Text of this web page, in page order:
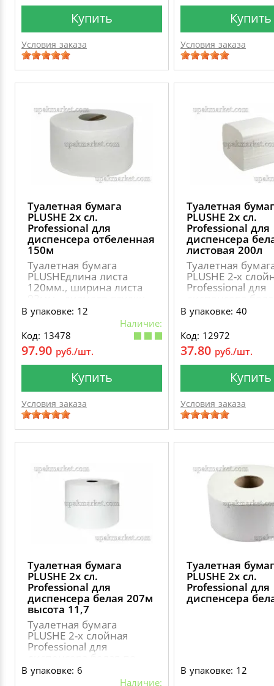
Купить
Условия заказа
Купить
Условия заказа
Туалетная бумага
PLUSHE 2х сл.
Professional для
диспенсера отбеленная
150м
Туалетная бумага
PLUSHEдлина листа
120мм., ширина листа
92мм., диаметр втулки
60мм., диаметр рулона
167мм.
В упаковке: 12
Наличие:
Код: 13478
97.90 руб./шт.
Купить
Условия заказа
Туалетная
PLUSHE 2х сл.
Professional для
диспенсера
листовая 200л
Туалетная
PLUSHE 2-х
Professional для
В упаковке: 40
Код: 12972
37.80 руб./шт.
Купить
Условия заказа
Туалетная бумага
PLUSHE 2х сл.
Professional для
диспенсера белая 207м
высота 11,7
Туалетная бумага
PLUSHE 2-х слойная
Professional для
207 метров, с
перфорацией, длина
В упаковке: 6
Наличие:
Туалетная
PLUSHE 2х сл.
Professional для
диспенсера
В упаковке: 12